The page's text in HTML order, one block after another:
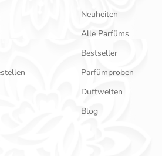
Neuheiten
Alle Parfüms
Bestseller
Parfümproben
Duftwelten
Blog